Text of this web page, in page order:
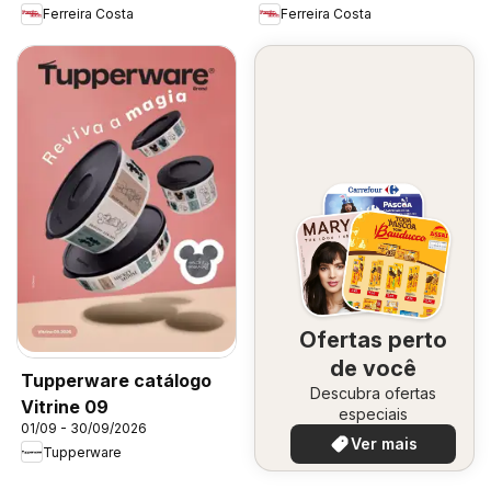
Ferreira Costa
Ferreira Costa
Tupperware catálogo
Vitrine 09
01/09 - 30/09/2026
Tupperware
Ofertas perto
de você
Descubra ofertas
especiais
Ver mais